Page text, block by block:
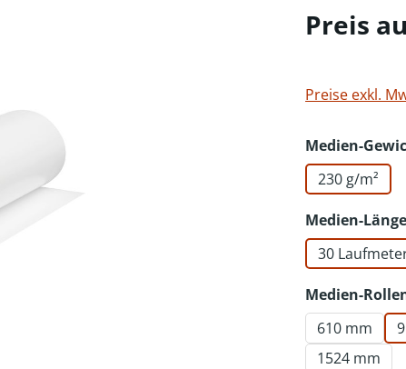
Preis
Preise exkl.
Medien-
230 g/m²
Medien-Länge
30
Medien-
610 mm
1524 mm